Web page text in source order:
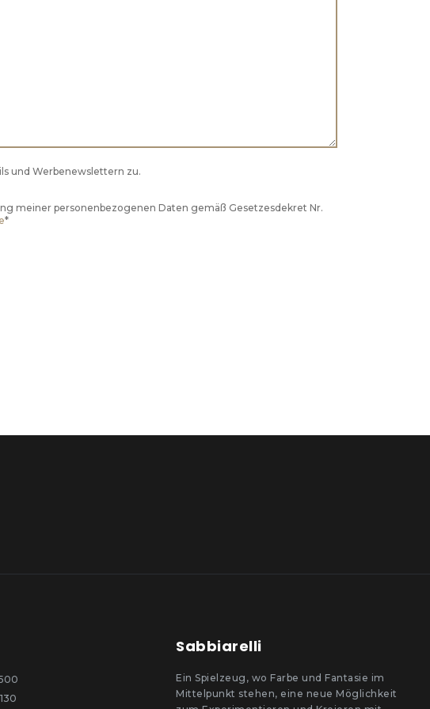
und Werbenewslettern zu.
meiner personenbezogenen Daten gemäß Gesetzesdekret Nr.
*
Sabbiarelli
Ein Spielzeug, wo Farbe und Fantasie im
Mittelpunkt stehen, eine neue Möglichkeit